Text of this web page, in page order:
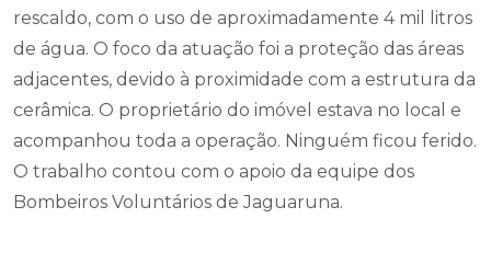
rescaldo, com o uso de aproximadamente 4 mil litros
de água. O foco da atuação foi a proteção das áreas
adjacentes, devido à proximidade com a estrutura da
cerâmica. O proprietário do imóvel estava no local e
acompanhou toda a operação. Ninguém ficou ferido.
O trabalho contou com o apoio da equipe dos
Bombeiros Voluntários de Jaguaruna.